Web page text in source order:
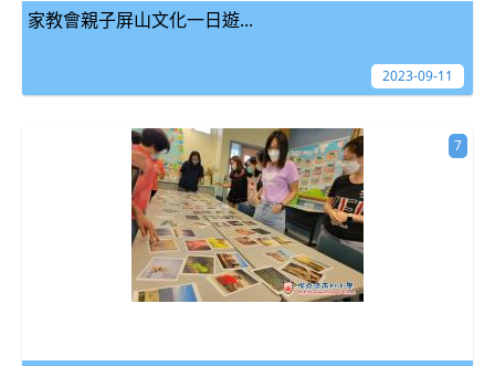
家教會親子屏山文化一日遊...
2023-09-11
7